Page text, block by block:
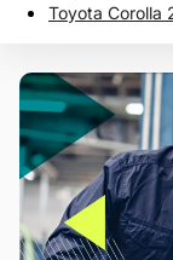
Toyota Corolla